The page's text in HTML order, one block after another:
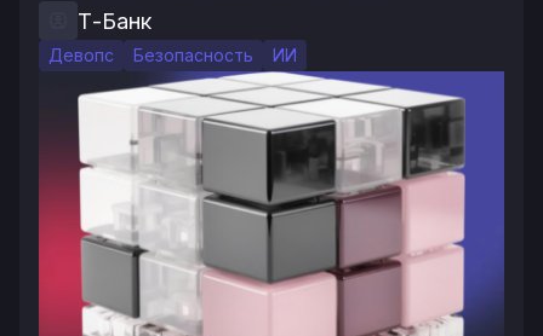
Т-Банк
Девопс Безопасность ИИ